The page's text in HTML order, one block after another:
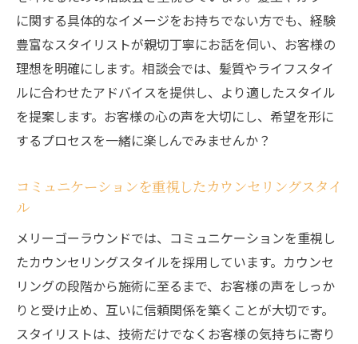
に関する具体的なイメージをお持ちでない方でも、経験
豊富なスタイリストが親切丁寧にお話を伺い、お客様の
理想を明確にします。相談会では、髪質やライフスタイ
ルに合わせたアドバイスを提供し、より適したスタイル
を提案します。お客様の心の声を大切にし、希望を形に
するプロセスを一緒に楽しんでみませんか？
コミュニケーションを重視したカウンセリングスタイ
ル
メリーゴーラウンドでは、コミュニケーションを重視し
たカウンセリングスタイルを採用しています。カウンセ
リングの段階から施術に至るまで、お客様の声をしっか
りと受け止め、互いに信頼関係を築くことが大切です。
スタイリストは、技術だけでなくお客様の気持ちに寄り